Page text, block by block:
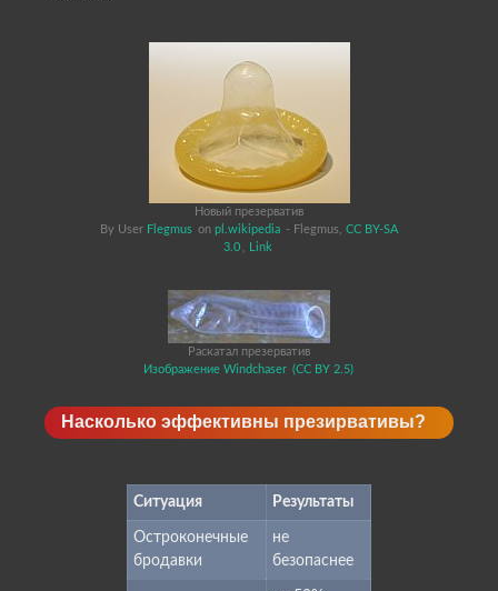
Новый презерватив
By User Flegmus on pl.wikipedia - Flegmus, CC BY-SA
3.0
Link
Раскатал презерватив
Изображение Windchaser (CC BY 2.5)
Насколько эффективны презирвативы?
Ситуация Результаты
Остроконечные
бродавки
не
безопаснее